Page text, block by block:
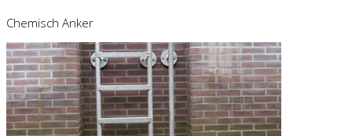
Chemisch Anker